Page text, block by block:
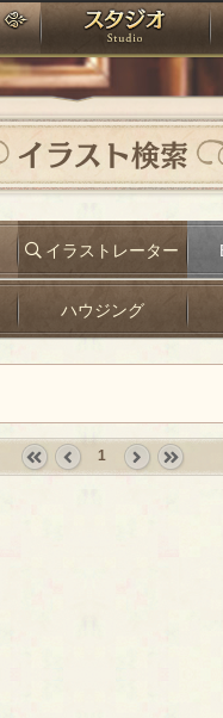
アトリエ
イラスト検索
イラストレーター
ハウジング
1